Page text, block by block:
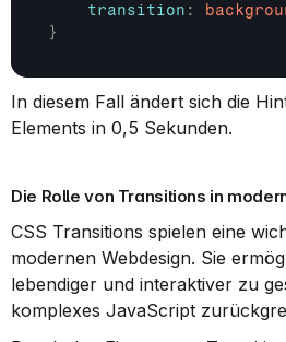
transition :
}
In diesem Fall ändert sich die
Elements in 0,5 Sekunden.
Die Rolle von Transitions in
CSS Transitions spielen eine
modernen Webdesign. Sie
lebendiger und interaktiver zu
komplexes JavaScript